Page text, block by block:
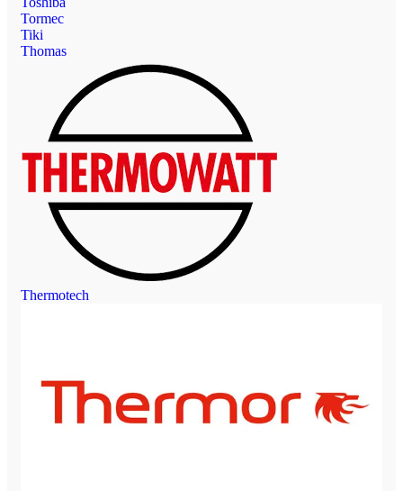
Tormec
Tiki
Thomas
Thermotech